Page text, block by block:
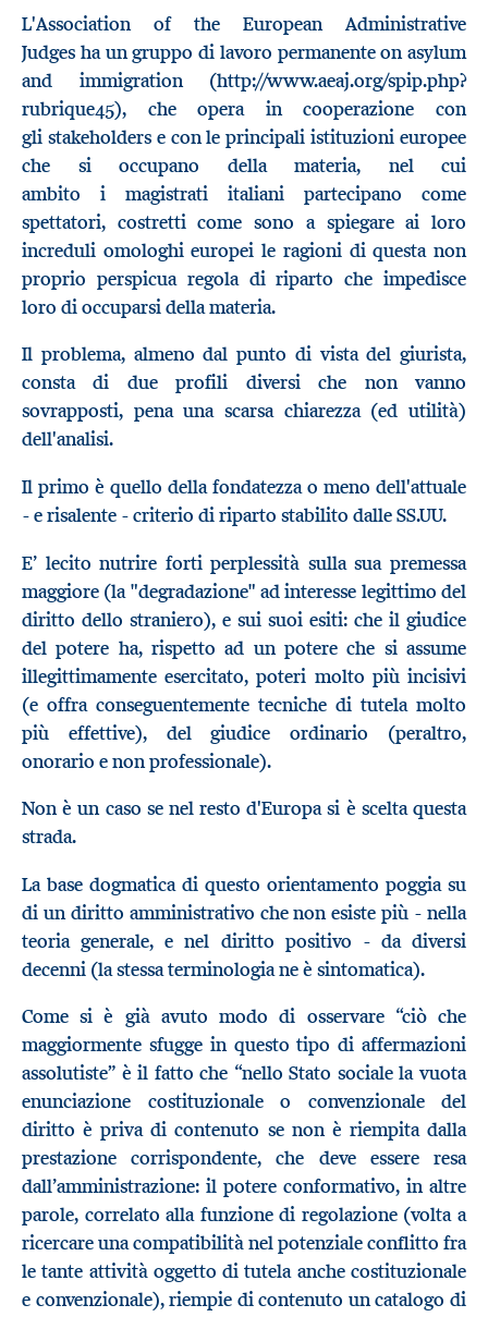
L'Association of the European Administrative
Judges ha un gruppo di lavoro permanente on asylum
and immigration (http://www.aeaj.org/spip.php?
rubrique45), che opera in cooperazione con
gli stakeholders e con le principali istituzioni europee
che si occupano della materia, nel cui
ambito i magistrati italiani partecipano come
spettatori, costretti come sono a spiegare ai loro
increduli omologhi europei le ragioni di questa non
proprio perspicua regola di riparto che impedisce
loro di occuparsi della materia.
Il problema, almeno dal punto di vista del giurista,
consta di due profili diversi che non vanno
sovrapposti, pena una scarsa chiarezza (ed utilità)
dell'analisi.
Il primo è quello della fondatezza o meno dell'attuale
- e risalente - criterio di riparto stabilito dalle SS.UU.
E’ lecito nutrire forti perplessità sulla sua premessa
maggiore (la "degradazione" ad interesse legittimo del
diritto dello straniero), e sui suoi esiti: che il giudice
del potere ha, rispetto ad un potere che si assume
illegittimamente esercitato, poteri molto più incisivi
(e offra conseguentemente tecniche di tutela molto
più effettive), del giudice ordinario (peraltro,
onorario e non professionale).
Non è un caso se nel resto d'Europa si è scelta questa
strada.
La base dogmatica di questo orientamento poggia su
di un diritto amministrativo che non esiste più - nella
teoria generale, e nel diritto positivo - da diversi
decenni (la stessa terminologia ne è sintomatica).
Come si è già avuto modo di osservare “ciò che
maggiormente sfugge in questo tipo di affermazioni
assolutiste” è il fatto che “nello Stato sociale la vuota
enunciazione costituzionale o convenzionale del
diritto è priva di contenuto se non è riempita dalla
prestazione corrispondente, che deve essere resa
dall’amministrazione: il potere conformativo, in altre
parole, correlato alla funzione di regolazione (volta a
ricercare una compatibilità nel potenziale conflitto fra
le tante attività oggetto di tutela anche costituzionale
e convenzionale), riempie di contenuto un catalogo di